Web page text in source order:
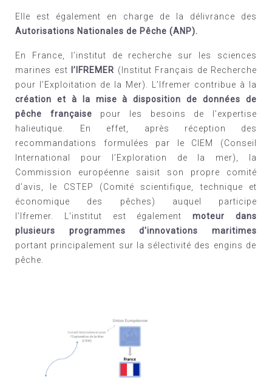
Elle est également en charge de la délivrance des
Autorisations Nationales de Pêche (ANP).
En France, l’institut de recherche sur les sciences
marines est l’IFREMER (Institut Français de Recherche
pour l’Exploitation de la Mer). L’Ifremer contribue à la
création et à la mise à disposition de données de
pêche française pour les besoins de l’expertise
halieutique. En effet, après réception des
recommandations formulées par le CIEM (Conseil
International pour l’Exploration de la mer), la
Commission européenne saisit son propre comité
d’avis, le CSTEP (Comité scientifique, technique et
économique des pêches) auquel participe
l’Ifremer. L'institut est égalementmoteur dans
plusieurs programmes d'innovations maritimes
portant principalement sur la sélectivité des engins de
pêche.